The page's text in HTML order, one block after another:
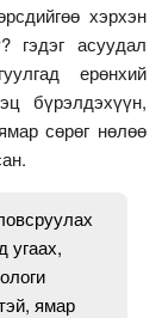
хэрхэн
гэдэг асуудал
ерөнхий
бүрэлдэхүүн,
сөрөг нөлөө
угаах,
ямар